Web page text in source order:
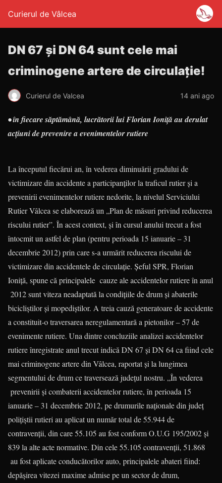
Curierul de Vâlcea
DN 67 și DN 64 sunt cele mai
criminogene artere de circulaţie!
Curierul de Valcea 14 ani ago
• în fiecare săptămână, lucrătorii lui Florian Ioniţă au derulat
acţiuni de prevenire a evenimentelor rutiere
La începutul fiecărui an, în vederea diminuării gradului de
victimizare din accidente a participanților la traficul rutier și a
prevenirii evenimentelor rutiere nedorite, la nivelul Serviciului
Rutier Vâlcea se elaborează un „Plan de măsuri privind reducerea
riscului rutier”. În acest context, și în cursul anului trecut a fost
întocmit un astfel de plan (pentru perioada 15 ianuarie – 31
decembrie 2012) prin care s-a urmărit reducerea riscului de
victimizare din accidentele de circulație. Şeful SPR, Florian
Ioniţă, spune că principalele cauze ale accidentelor rutiere în anul
2012 sunt viteza neadaptată la condiţiile de drum şi abaterile
bicicliștilor şi mopediștilor. A treia cauză generatoare de accidente
a constituit-o traversarea neregulamentară a pietonilor – 57 de
evenimente rutiere. Una dintre concluziile analizei accidentelor
rutiere înregistrate anul trecut indică DN 67 și DN 64 ca fiind cele
mai criminogene artere din Vâlcea, raportat și la lungimea
segmentului de drum ce traversează județul nostru. „În vederea
prevenirii și combaterii accidentelor rutiere, în perioada 15
ianuarie – 31 decembrie 2012, pe drumurile naționale din județ
polițiștii rutieri au aplicat un număr total de 55.944 de
contravenții, din care 55.105 au fost conform O.U.G 195/2002 și
839 la alte acte normative. Din cele 55.105 contravenții, 51.868
au fost aplicate conducătorilor auto, principalele abateri fiind:
depășirea vitezei maxime admise pe un sector de drum,